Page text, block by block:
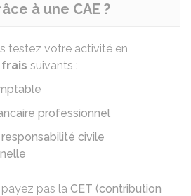
à une CAE ?
testez votre activité en
suivants :
professionnel
civile
pas la CET (contribution